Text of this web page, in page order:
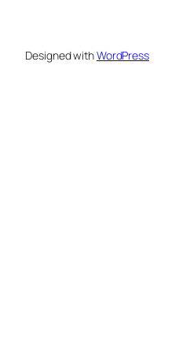
Designed withWordPress